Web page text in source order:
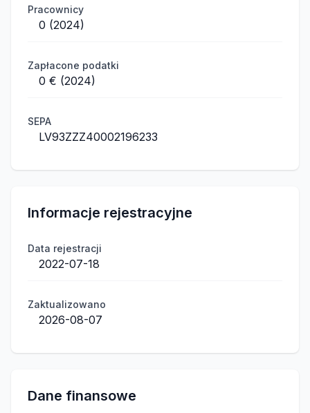
Pracownicy
0 (2024)
Zapłacone podatki
0 € (2024)
SEPA
LV93ZZZ40002196233
Informacje rejestracyjne
Data rejestracji
2022-07-18
Zaktualizowano
2026-08-07
Dane finansowe